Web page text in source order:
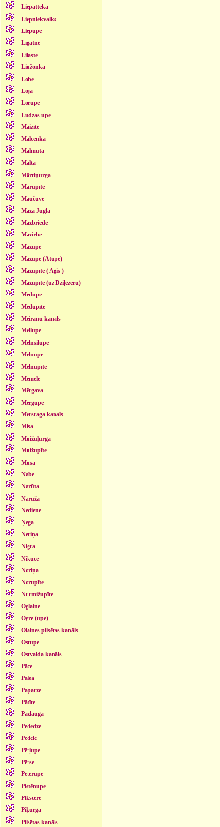
Liepatteka
Liepniekvalks
Liepupe
Līgatne
Lilaste
Liužonka
Lobe
Loja
Lorupe
Ludzas upe
Maizīte
Malcenka
Malmuta
Malta
Mārtiņurga
Mārupīte
Maučuve
Mazā Jugla
Mazbriede
Mazirbe
Mazupe
Mazupe (Atupe)
Mazupīte ( Aģis )
Mazupīte (uz Dziļezeru)
Medupe
Medupīte
Meirānu kanāls
Mellupe
Melnsilupe
Melnupe
Melnupīte
Mēmele
Mērgava
Mergupe
Mērsraga kanāls
Misa
Muižuļurga
Muižupīte
Mūsa
Nabe
Narūta
Nāruža
Nediene
Ņega
Neriņa
Nigra
Nikuce
Noriņa
Norupīte
Nurmižupīte
Oglaine
Ogre (upe)
Olaines pilsētas kanāls
Ostupe
Ostvalda kanāls
Pāce
Palsa
Paparze
Pātīte
Pazlauga
Pededze
Pedele
Pērļupe
Pērse
Pēterupe
Pietēnupe
Pikstere
Piķurga
Pilsētas kanāls